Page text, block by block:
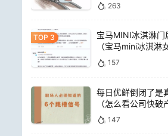
263
宝马MINI冰淇淋门
（宝马mini冰淇淋
工）157
每日优鲜倒闭了是
（怎么看公司快破
147